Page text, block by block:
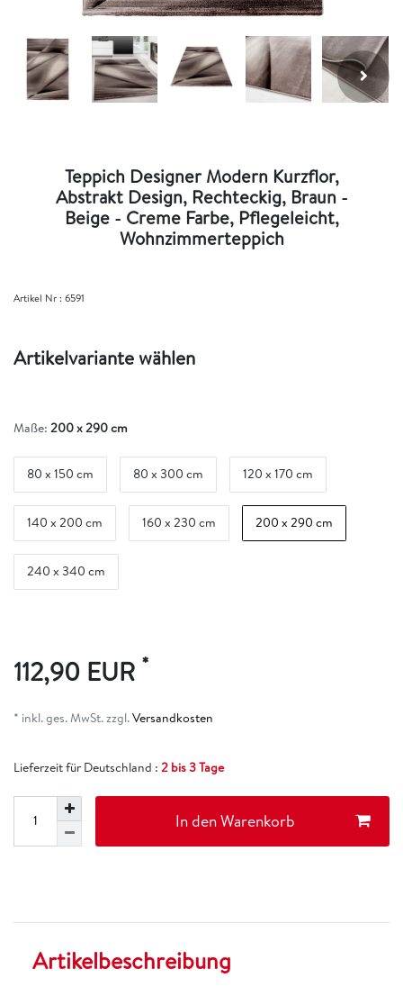
Teppich Designer Modern Kurzflor,
Abstrakt Design, Rechteckig, Braun -
Beige - Creme Farbe, Pflegeleicht,
Wohnzimmerteppich
Artikel Nr :6591
Artikelvariante wählen
Maße: 200 x 290 cm
80 x 150 cm 80 x 300 cm 120 x 170 cm
140 x 200 cm 160 x 230 cm 200 x 290 cm
240 x 340 cm
112,90 EUR *
* inkl. ges. MwSt. zzgl.Versandkosten
Lieferzeit für Deutschland : 2 bis 3 Tage
In den Warenkorb
Artikelbeschreibung